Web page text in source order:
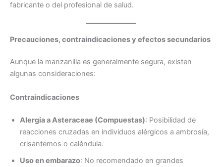
fabricante o del profesional de salud.
Precauciones, contraindicaciones y efectos secundarios
Aunque la manzanilla es generalmente segura, existen
algunas consideraciones:
Contraindicaciones
Alergia a Asteraceae (Compuestas): Posibilidad de
reacciones cruzadas en individuos alérgicos a ambrosía,
crisantemos o caléndula.
Uso en embarazo: No recomendado en grandes